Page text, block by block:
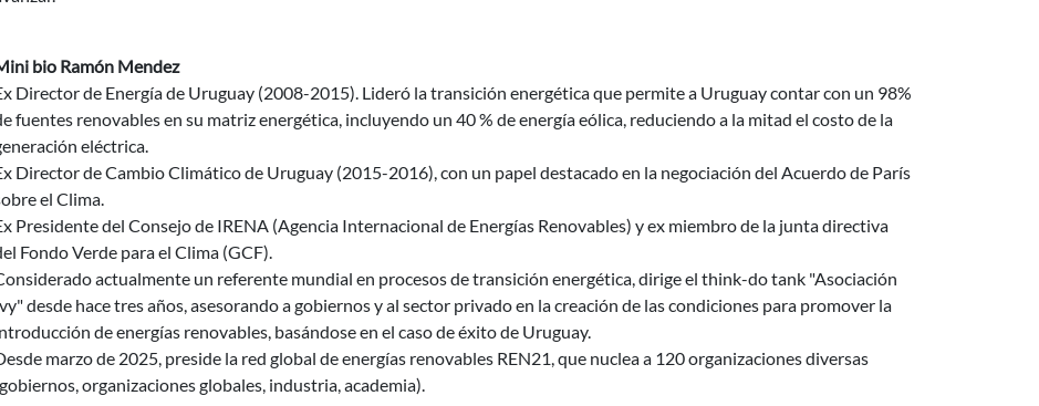
bio Ramón Mendez
Director de Energía de Uruguay (2008-2015). Lideró la transición energética que permite a Uruguay contar con un 98%
fuentes renovables en su matriz energética, incluyendo un 40 % de energía eólica, reduciendo a la mitad el costo de la
eléctrica.
Director de Cambio Climático de Uruguay (2015-2016), con un papel destacado en la negociación del Acuerdo de París
el Clima.
Presidente del Consejo de IRENA (Agencia Internacional de Energías Renovables) y ex miembro de la junta directiva
Fondo Verde para el Clima (GCF).
actualmente un referente mundial en procesos de transición energética, dirige el think-do tank "Asociación
desde hace tres años, asesorando a gobiernos y al sector privado en la creación de las condiciones para promover la
de energías renovables, basándose en el caso de éxito de Uruguay.
marzo de 2025, preside la red global de energías renovables REN21, que nuclea a 120 organizaciones diversas
organizaciones globales, industria, academia).